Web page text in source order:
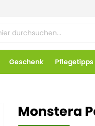
Geschenk Pflegetipps
Monstera